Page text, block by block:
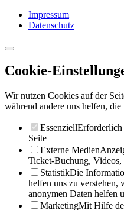
Impressum
Datenschutz
Cookie-
Wir nutzen Cookies auf der
während andere uns helfen,
Essenziell
Seite
Externe Medien
Ticket-Buchung,
StatistikDie
helfen uns zu verstehen,
anonymen Daten helfen
MarketingMit Hilfe